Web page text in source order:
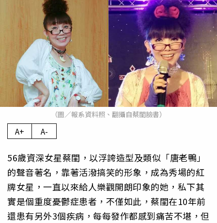
（圖／報系資料照、翻攝自蔡閨臉書）
A+ A-
56歲資深女星蔡閨，以浮誇造型及類似「唐老鴨」
的聲音著名，靠著活潑搞笑的形象，成為秀場的紅
牌女星，一直以來給人樂觀開朗印象的她，私下其
實是個重度憂鬱症患者，不僅如此，蔡閨在10年前
還患有另外3個疾病，每每發作都感到痛苦不堪，但